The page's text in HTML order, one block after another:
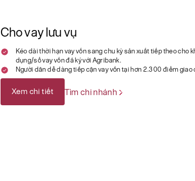
Cho vay lưu vụ
Kéo dài thời hạn vay vốn sang chu kỳ sản xuất tiếp theo cho
dụng/sổ vay vốn đã ký với Agribank.
Người dân dễ dàng tiếp cận vay vốn tại hơn 2.300 điểm
Xem chi tiết Tìm chi nhánh